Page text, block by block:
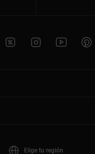
Elige tu región